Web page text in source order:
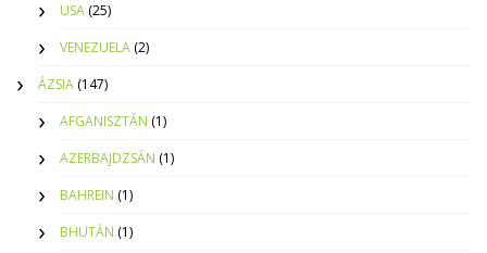
USA (25)
VENEZUELA (2)
ÁZSIA (147)
AFGANISZTÁN (1)
AZERBAJDZSÁN (1)
BAHREIN (1)
BHUTÁN (1)